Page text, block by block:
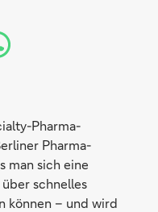
Pharma-
Pharma-
man sich eine
schnelles
können – und wird